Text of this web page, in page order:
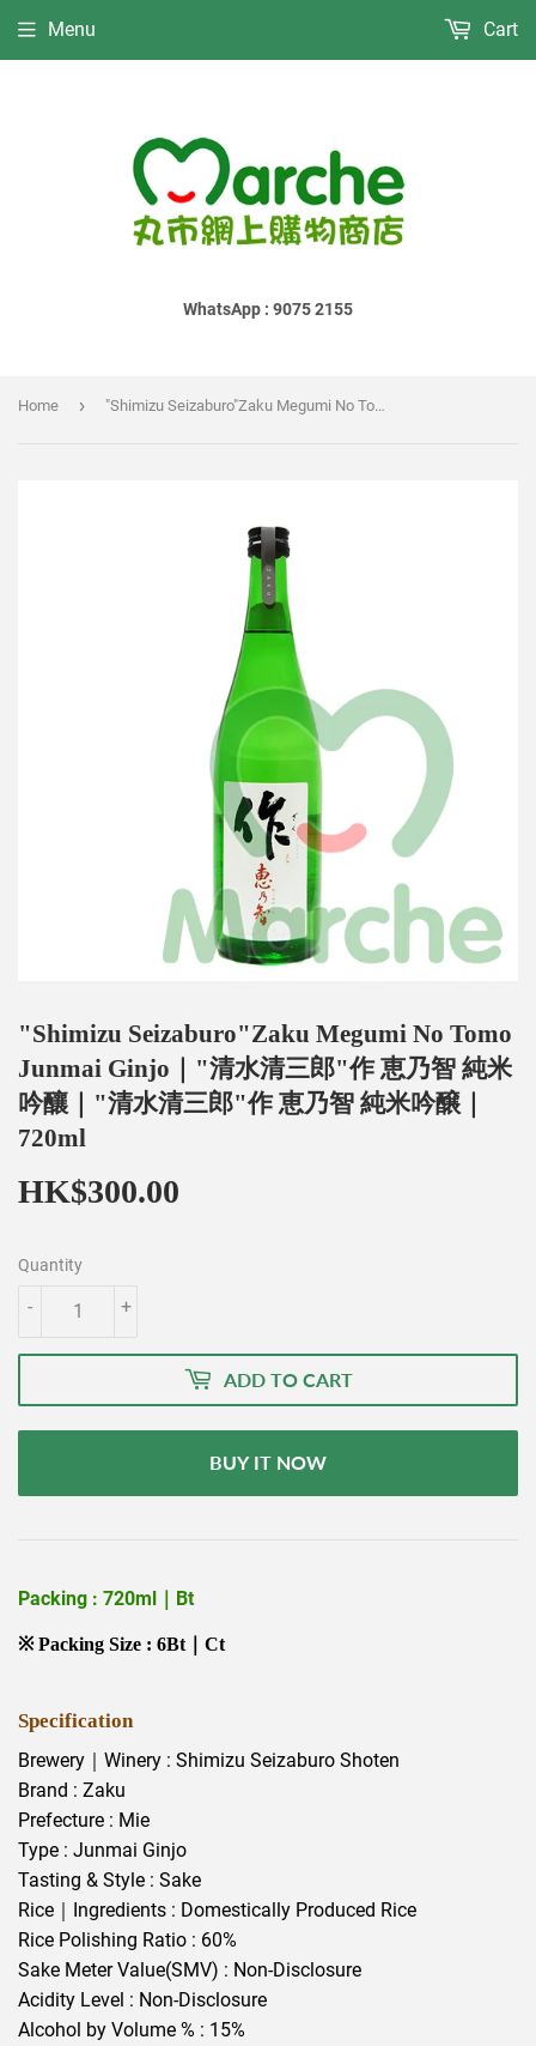
WhatsApp : 9075 2155
Menu Cart
Home › "Shimizu Seizaburo"Zaku Megumi No Tomo Junmai Ginjo｜"清水清三郎"作 恵乃智 純米吟釀｜"清水清三郎"作 恵乃智 純米吟醸｜720ml
"Shimizu Seizaburo"Zaku Megumi No Tomo
Junmai Ginjo｜"清水清三郎"作 恵乃智 純米
吟釀｜"清水清三郎"作 恵乃智 純米吟醸｜
720ml
HK$300.00
Quantity
+
-
ADD TO CART
BUY IT NOW
Packing : 720ml｜Bt
※ Packing Size : 6Bt｜Ct
Specification
Brewery｜Winery : Shimizu Seizaburo Shoten
Brand : Zaku
Prefecture : Mie
Type : Junmai Ginjo
Tasting & Style : Sake
Rice｜Ingredients : Domestically Produced Rice
Rice Polishing Ratio : 60%
Sake Meter Value(SMV) : Non-Disclosure
Acidity Level : Non-Disclosure
Alcohol by Volume % : 15%